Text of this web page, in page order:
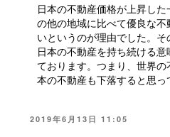
日本の不動産価格が上昇し
の他の地域に比べて優良な
いというのが理由でした。
日本の不動産を持ち続ける
ております。つまり、世界
本の不動産も下落すると思っ
投
2019年6月13日 11:05